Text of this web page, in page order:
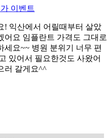
이벤트
! 익산에서 어릴때부터 살았
어요 임플란트 가격도 그대로
세요~~ 병원 분위기 너무 편
있어서 필요한것도 사왔어
러 갈게요^^